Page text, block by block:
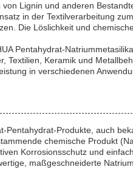
Lignin und anderen
in der Textilverarbeitung
Die Löslichkeit und
Pentahydrat-
Textilien, Keramik und
in verschiedenen
Pentahydrat-Produkte, auch
chemische Produkt
Korrosionsschutz und
maßgeschneiderte